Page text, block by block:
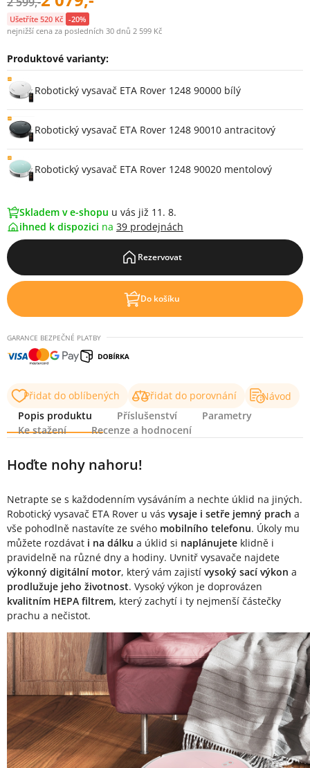
Ušetříte 520 Kč -20%
nejnižší cena za posledních 30 dnů 2 599 Kč
Produktové varianty:
Varianty
Robotický vysavač ETA Rover 1248 90000 bílý
Robotický vysavač ETA Rover 1248 90010 antracitový
Robotický vysavač ETA Rover 1248 90020 mentolový
Skladem v e-shopu u vás již 11. 8.
ihned k dispozici na 39 prodejnách
Rezervovat
Do košíku
GARANCE BEZPEČNÉ PLATBY
Přidat do oblíbených Přidat do porovnání
Návod
Popis produktu
Příslušenství
Parametry
Ke stažení
Recenze a hodnocení
Popis produktu
Hoďte nohy nahoru!
Netrapte se s každodenním vysáváním a nechte úklid na jiných.
Robotický vysavač ETA Rover u vás vysaje i setře jemný prach a
vše pohodlně nastavíte ze svého mobilního telefonu. Úkoly mu
můžete rozdávat i na dálku a úklid si naplánujete klidně i
pravidelně na různé dny a hodiny. Uvnitř vysavače najdete
výkonný digitální motor, který vám zajistí vysoký sací výkon a
prodlužuje jeho životnost. Vysoký výkon je doprovázen
kvalitním HEPA filtrem, který zachytí i ty nejmenší částečky
prachu a nečistot.